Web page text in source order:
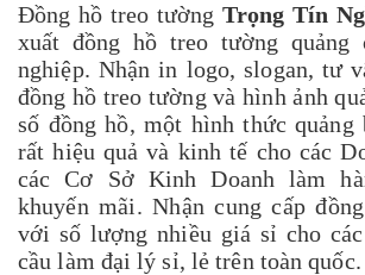
Đồng hồ treo tường Trọng Tín
xuất đồng hồ treo tường quảng
nghiệp. Nhận in logo, slogan, tư
đồng hồtreo tường và hình ảnh
số đồng hồ, một hình thức quảng
rất hiệu quả và kinh tế cho các
các Cơ Sở Kinh Doanh làm
khuyến mãi. Nhận cung cấp
với số lượng nhiều giá sỉ cho
cầu làm đại lý sỉ, lẻ trên toàn quốc.